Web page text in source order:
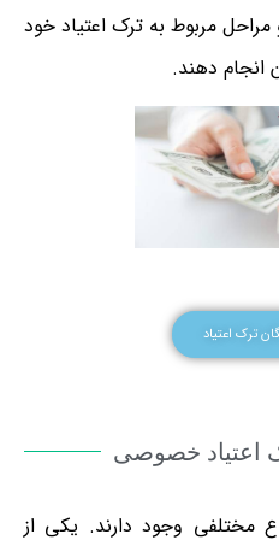
مراحل مربوط به ترک اعتیاد خود
انجام دهند.
ترک اعتیاد
اعتیاد خصوصی
مختلفی وجود دارند. یکی از